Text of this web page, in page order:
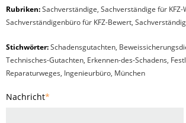
Rubriken:Sachverständige, Sachverständige für KFZ-
Sachverständigenbüro für KFZ-Bewert,
Stichwörter:Schadensgutachten,
Technisches-Gutachten, Erkennen-des-Schadens,
Reparaturweges, Ingenieurbüro, München
Nachricht*